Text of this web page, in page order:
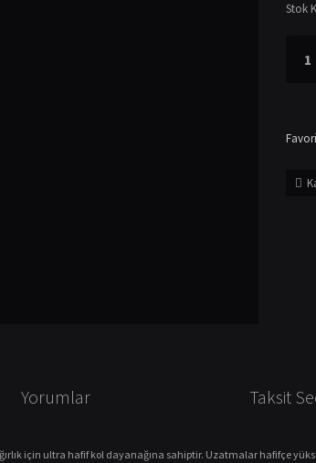
Stok
Yorumlar Taksit
için ultra hafif kol dayanağına sahiptir. Uzatmalar hafifçe